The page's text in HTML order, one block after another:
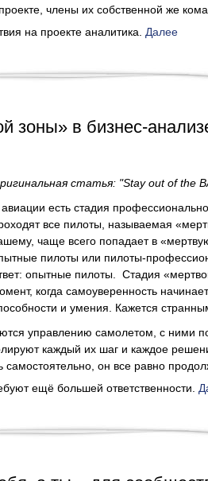
члены их собственной же
на проекте аналитика. Далее
зоны» в бизнес-
статья: "Stay out of the
есть стадия
все пилоты, называемая
чаще всего попадает в
пилоты или пилоты-
опытные пилоты. Стадия
когда самоуверенность
и умения. Кажется
управлению самолетом, с ними
каждый их шаг и каждое
самостоятельно, он все равно
ещё большей ответственности.